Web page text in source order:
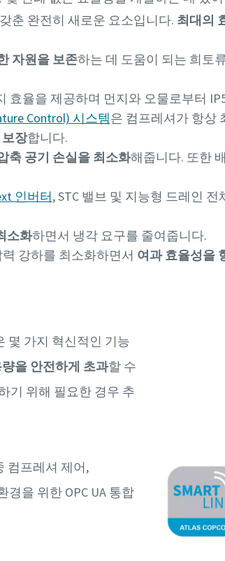
춘 완전히 새로운 요소입니다. 최대의
자원을 보존하는 데 도움이 되는 희토
효율을 제공하며 먼지와 오물로부터
Control) 시스템은 컴프레셔가 항상
장합니다.
축 공기 손실을 최소화해줍니다. 또한
인버터, STC 밸브 및 지능형 드레인
소화하면서 냉각 요구를 줄여줍니다.
력 강하를 최소화하면서 여과 효율성을
몇 가지 혁신적인 기능
을 안전하게 초과할 수
기 위해 필요한 경우 추
컴프레셔 제어,
경을 위한 OPC UA 통합